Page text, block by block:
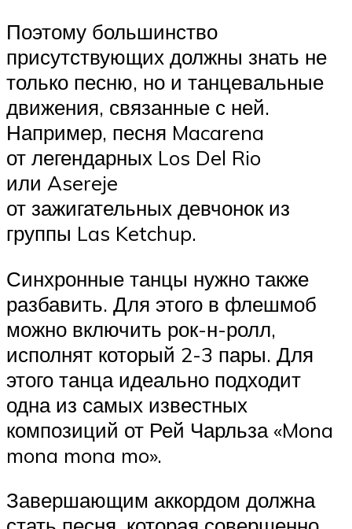
Поэтому большинство
присутствующих должны знать не
только песню, но и танцевальные
движения, связанные с ней.
Например, песня Macarena
от легендарных Los Del Rio
или Asereje
от зажигательных девчонок из
группы Las Ketchup.
Синхронные танцы нужно также
разбавить. Для этого в флешмоб
можно включить рок-н-ролл,
исполнят который 2-3 пары. Для
этого танца идеально подходит
одна из самых известных
композиций от Рей Чарльза «Mona
mona mona mo».
Завершающим аккордом должна